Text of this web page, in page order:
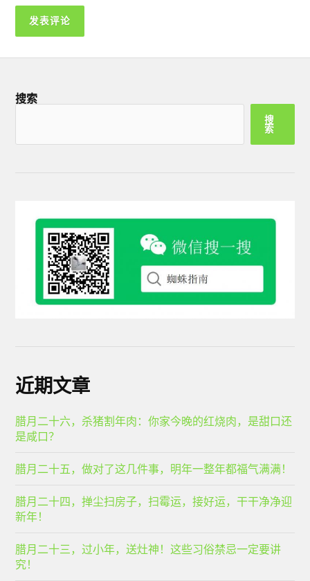
搜索
搜
索
近期文章
腊月二十六，杀猪割年肉：你家今晚的红烧肉，是甜口还
是咸口？
腊月二十五，做对了这几件事，明年一整年都福气满满！
腊月二十四，掸尘扫房子，扫霉运，接好运，干干净净迎
新年！
腊月二十三，过小年，送灶神！这些习俗禁忌一定要讲
究！